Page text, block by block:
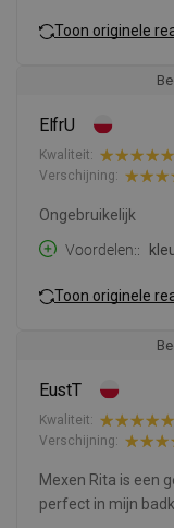
Toon originele
ElfrU
Kwaliteit:
Verschijning:
Ongebruikelijk
Voordelen:
Toon originele
EustT
Kwaliteit:
Verschijning:
Mexen Rita is een
perfect in mijn